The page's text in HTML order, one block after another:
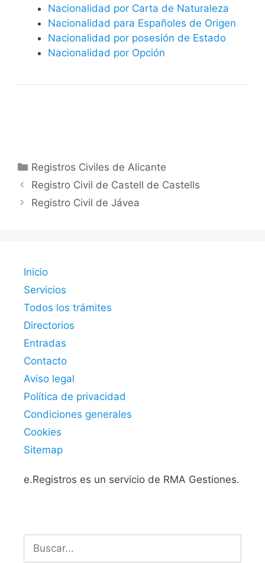
Nacionalidad por Carta de Naturaleza
Nacionalidad para Españoles de Origen
Nacionalidad por posesión de Estado
Nacionalidad por Opción
Categorías
Registros Civiles de Alicante
Registro Civil de Castell de Castells
Registro Civil de Jávea
Inicio
Servicios
Todos los trámites
Directorios
Entradas
Contacto
Aviso legal
Política de privacidad
Condiciones generales
Cookies
Sitemap
e.Registros es un servicio de RMA Gestiones.
Buscar: